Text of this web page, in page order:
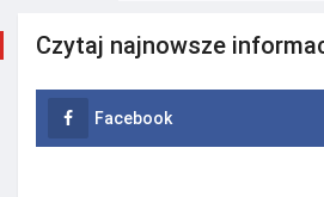
Czytaj najnowsze
Facebook